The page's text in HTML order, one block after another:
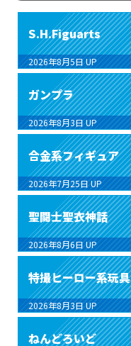
S.H.Figuarts
2026年8月5日 UP
ガンプラ
2026年8月3日 UP
合金系フィギュア
2026年7月25日 UP
聖闘士聖衣神話
2026年8月6日 UP
特撮ヒーロー系玩具
2026年8月3日 UP
ねんどろいど